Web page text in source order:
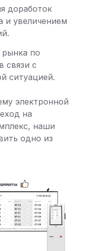
доработок
и увеличением
по
связи с
ситуацией.
электронной
на
наши
одно из